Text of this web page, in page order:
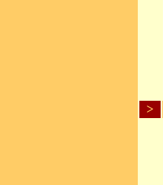
>